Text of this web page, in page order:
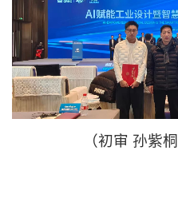
（初审 孙紫